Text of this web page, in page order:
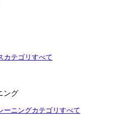
カテゴリすべて
ング
ーニングカテゴリすべて